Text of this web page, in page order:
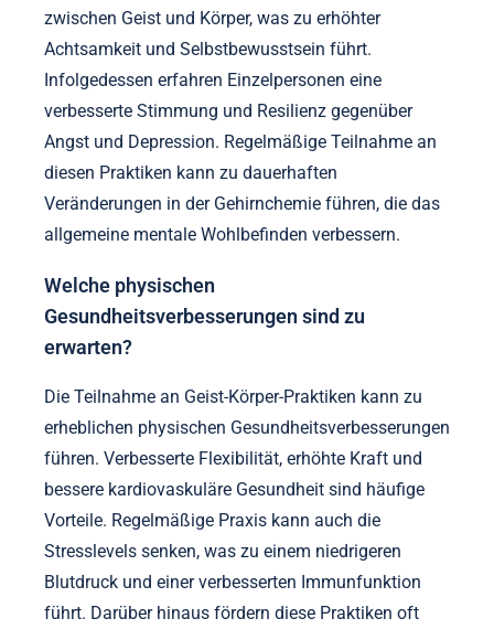
zwischen Geist und Körper, was zu erhöhter
Achtsamkeit und Selbstbewusstsein führt.
Infolgedessen erfahren Einzelpersonen eine
verbesserte Stimmung und Resilienz gegenüber
Angst und Depression. Regelmäßige Teilnahme an
diesen Praktiken kann zu dauerhaften
Veränderungen in der Gehirnchemie führen, die das
allgemeine mentale Wohlbefinden verbessern.
Welche physischen
Gesundheitsverbesserungen sind zu
erwarten?
Die Teilnahme an Geist-Körper-Praktiken kann zu
erheblichen physischen Gesundheitsverbesserungen
führen. Verbesserte Flexibilität, erhöhte Kraft und
bessere kardiovaskuläre Gesundheit sind häufige
Vorteile. Regelmäßige Praxis kann auch die
Stresslevels senken, was zu einem niedrigeren
Blutdruck und einer verbesserten Immunfunktion
führt. Darüber hinaus fördern diese Praktiken oft